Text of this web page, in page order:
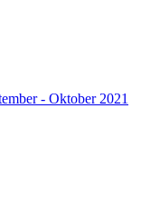
- Oktober 2021